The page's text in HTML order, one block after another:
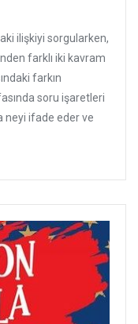
ilişkiyi sorgularken,
farklı iki kavram
farkın
soru işaretleri
neyi ifade eder ve